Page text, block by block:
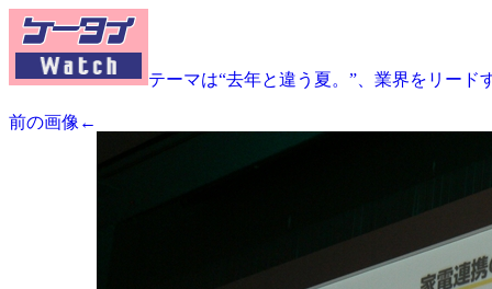
テーマは“去年と違う夏。”、業界をリード
前の画像←